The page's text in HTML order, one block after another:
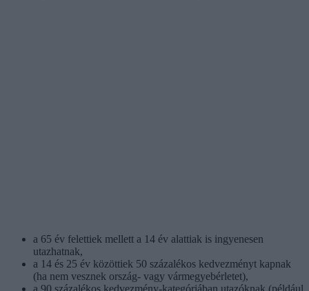
a 65 év felettiek mellett a 14 év alattiak is ingyenesen
utazhatnak,
a 14 és 25 év közöttiek 50 százalékos kedvezményt kapnak
(ha nem vesznek ország- vagy vármegyebérletet),
a 90 százalékos kedvezmény-kategóriában utazóknak (például